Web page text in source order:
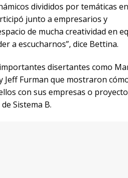
disertantes como
ellos con sus empresas o
titular en la MIT
IDEAS para la sostenibilidad
un lujo haber tenido a Otto
niveles de escucha